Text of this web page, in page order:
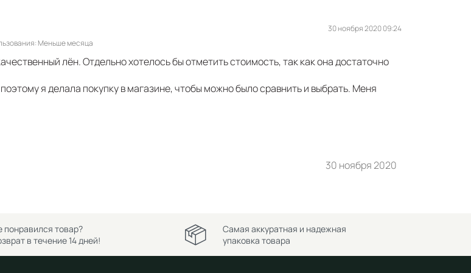
Меньше месяца
30 ноября 2020 09:24
лён. Отдельно хотелось бы отметить стоимость, так как она достаточно
я делала покупку в магазине, чтобы можно было сравнить и выбрать. Меня
30 ноября 2020
понравился товар?
в течение 14 дней!
Самая аккуратная и надежная
упаковка товара